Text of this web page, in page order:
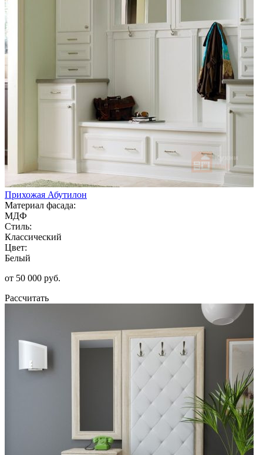
Прихожая Абутилон
Материал фасада:
МДФ
Стиль:
Классический
Цвет:
Белый
от 50 000 руб.
Рассчитать